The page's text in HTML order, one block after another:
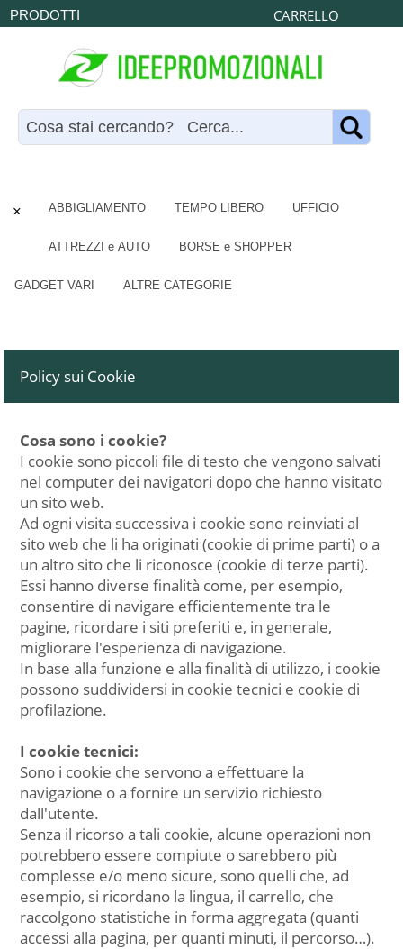
CARRELLO
× ABBIGLIAMENTO TEMPO LIBERO UFFICIO
ATTREZZI e AUTO BORSE e SHOPPER
GADGET VARI ALTRE CATEGORIE
PRODOTTI
Policy sui Cookie
Cosa sono i cookie?
I cookie sono piccoli file di testo che vengono salvati
nel computer dei navigatori dopo che hanno visitato
un sito web.
Ad ogni visita successiva i cookie sono reinviati al
sito web che li ha originati (cookie di prime parti) o a
un altro sito che li riconosce (cookie di terze parti).
Essi hanno diverse finalità come, per esempio,
consentire di navigare efficientemente tra le
pagine, ricordare i siti preferiti e, in generale,
migliorare l'esperienza di navigazione.
In base alla funzione e alla finalità di utilizzo, i cookie
possono suddividersi in cookie tecnici e cookie di
profilazione.
I cookie tecnici:
Sono i cookie che servono a effettuare la
navigazione o a fornire un servizio richiesto
dall'utente.
Senza il ricorso a tali cookie, alcune operazioni non
potrebbero essere compiute o sarebbero più
complesse e/o meno sicure, sono quelli che, ad
esempio, si ricordano la lingua, il carrello, che
raccolgono statistiche in forma aggregata (quanti
accessi alla pagina, per quanti minuti, il percorso…).